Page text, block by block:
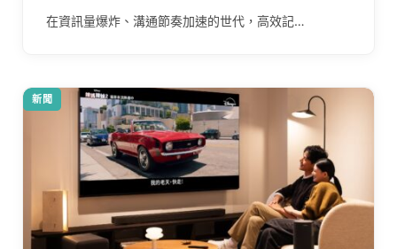
在資訊量爆炸、溝通節奏加速的世代，高效記…
新聞